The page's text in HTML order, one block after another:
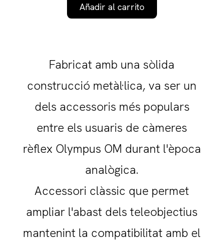
Añadir al carrito
Fabricat amb una sòlida
construcció metàl·lica, va ser un
dels accessoris més populars
entre els usuaris de càmeres
rèflex Olympus OM durant l'època
analògica.
Accessori clàssic que permet
ampliar l'abast dels teleobjectius
mantenint la compatibilitat amb el